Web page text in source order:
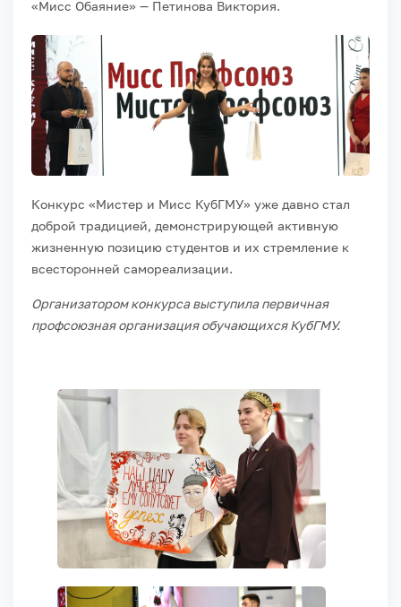
«Мисс Обаяние» — Петинова Виктория.
Конкурс «Мистер и Мисс КубГМУ» уже давно стал
доброй традицией, демонстрирующей активную
жизненную позицию студентов и их стремление к
всесторонней самореализации.
Организатором конкурса выступила первичная
профсоюзная организация обучающихся КубГМУ.